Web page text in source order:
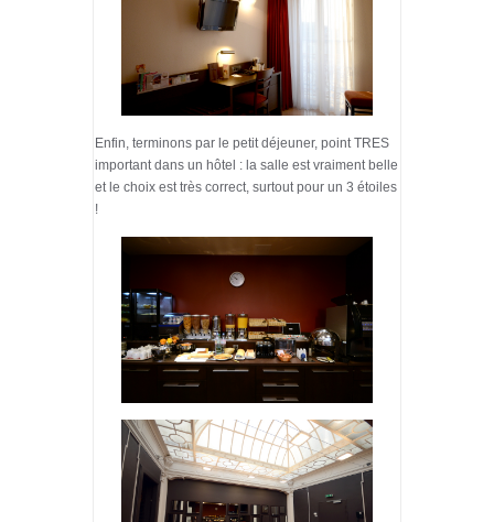
Enfin, terminons par le petit déjeuner, point TRES
important dans un hôtel : la salle est vraiment belle
et le choix est très correct, surtout pour un 3 étoiles
!